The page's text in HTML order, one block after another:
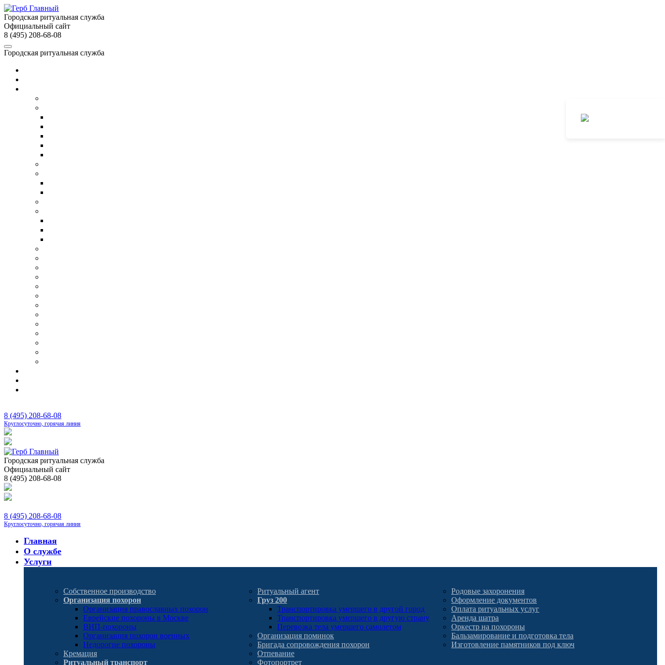
Городская ритуальная служба
Официальный сайт
8 (495) 208-68-08
Городская ритуальная служба
8 (495) 208-68-08
Круглосуточно, горячая линия
Городская ритуальная служба
Официальный сайт
8 (495) 208-68-08
8 (495) 208-68-08
Круглосуточно, горячая линия
Главная
О службе
Услуги
Собственное производство
Организация похорон
Организация православных похорон
Еврейские похороны в Москве
ВИП-похороны
Организация похорон военных
Недорогие похороны
Кремация
Ритуальный транспорт
Ритуальный агент
Груз 200
Транспортировка умершего в другой город
Транспортировка умершего в другую страну
Перевозка тела умершего самолетом
Организация поминок
Бригада сопровождения похорон
Отпевание
Фотопортрет
Родовые захоронения
Оформление документов
Оплата ритуальных услуг
Аренда шатра
Оркестр на похороны
Бальзамирование и подготовка тела
Изготовление памятников под ключ